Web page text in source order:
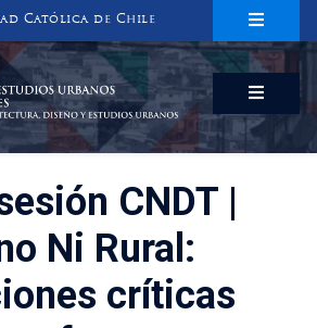
Católica de Chile
ESTUDIOS URBANOS
DISEÑO Y ESTUDIOS URBANOS
CNDT |
Ni Rural:
críticas